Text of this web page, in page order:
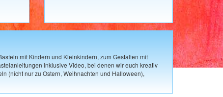
mit Kindern und Kleinkindern, zum Gestalten mit
inklusive Video, bei denen wir euch kreativ
(nicht nur zu Ostern, Weihnachten und Halloween),